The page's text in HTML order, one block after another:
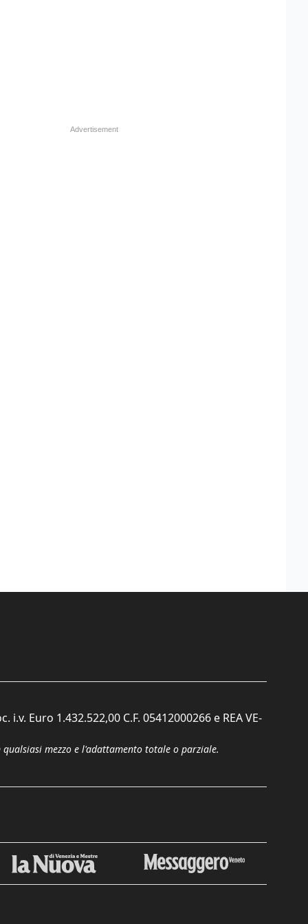
Euro 1.432.522,00 C.F. 05412000266 e REA VE-
mezzo e l'adattamento totale o parziale.